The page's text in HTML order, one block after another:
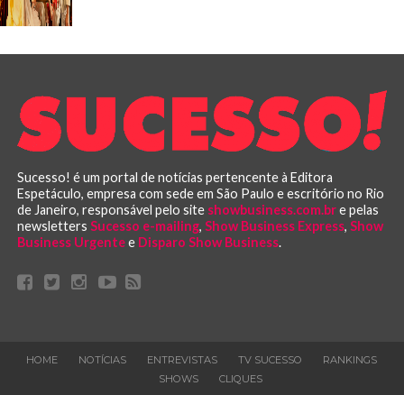
Sucesso! é um portal de notícias pertencente à Editora
Espetáculo, empresa com sede em São Paulo e escritório no Rio
de Janeiro, responsável pelo site showbusiness.com.bre pelas
newsletters Sucesso e-mailing, Show Business Express, Show
Business Urgentee Disparo Show Business.
HOME NOTÍCIAS ENTREVISTAS TV SUCESSO
RANKINGS
SHOWS
CLIQUES